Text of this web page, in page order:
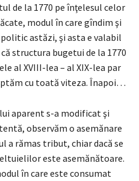
de la 1770 pe înţelesul celor
modul în care gîndim şi
astăzi, şi asta e valabil
structura bugetui de la 1770
al XVIII-lea – al XIX-lea par
cu toată viteza. Înapoi…
aparent s-a modificat şi
observăm o asemănare
a rămas tribut, chiar dacă se
este asemănătoare.
în care este consumat